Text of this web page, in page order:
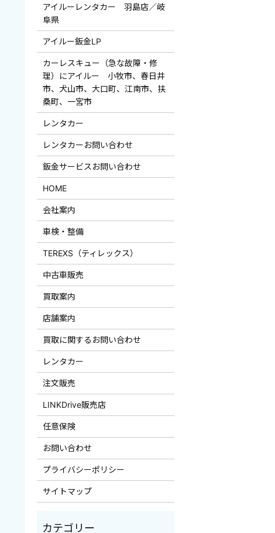
アイルーレンタカー 羽島店／岐
阜県
アイルー鈑金LP
カーレスキュー（急な故障・修
理）にアイルー 小牧市、春日井
市、犬山市、大口町、江南市、扶
桑町、一宮市
レンタカー
レンタカーお問い合わせ
鈑金サービスお問い合わせ
HOME
会社案内
車検・整備
TEREXS（ティレックス）
中古車販売
買取案内
店舗案内
買取に関するお問い合わせ
レンタカー
注文販売
LINKDrive販売店
任意保険
お問い合わせ
プライバシーポリシー
サイトマップ